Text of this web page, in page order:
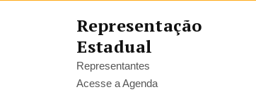
Representação
Estadual
Representantes
Acesse a Agenda